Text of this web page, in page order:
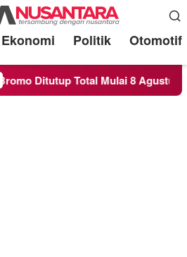
Ekonomi Politik Otomotif
Total Mulai 8 Agustus 2026